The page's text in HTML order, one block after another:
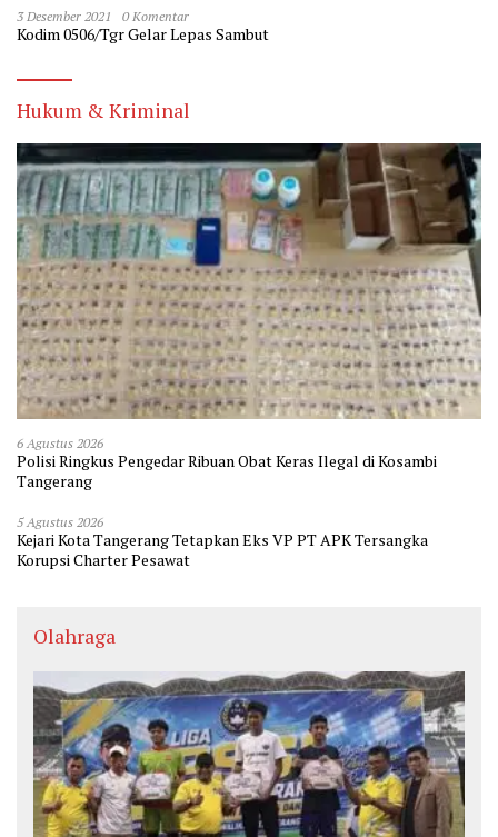
3 Desember 2021 0 Komentar
Kodim 0506/Tgr Gelar Lepas Sambut
Hukum & Kriminal
6 Agustus 2026
Polisi Ringkus Pengedar Ribuan Obat Keras Ilegal di Kosambi
Tangerang
5 Agustus 2026
Kejari Kota Tangerang Tetapkan Eks VP PT APK Tersangka
Korupsi Charter Pesawat
Olahraga